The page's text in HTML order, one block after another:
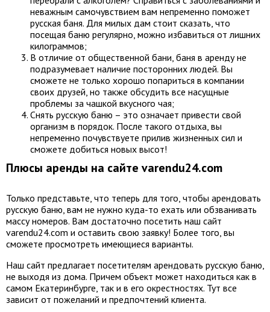
неважным самочувствием вам непременно поможет
русская баня. Для милых дам стоит сказать, что
посещая баню регулярно, можно избавиться от лишних
килограммов;
В отличие от общественной бани, баня в аренду не
подразумевает наличие посторонних людей. Вы
сможете не только хорошо попариться в компании
своих друзей, но также обсудить все насущные
проблемы за чашкой вкусного чая;
Снять русскую баню – это означает привести свой
организм в порядок. После такого отдыха, вы
непременно почувствуете прилив жизненных сил и
сможете добиться новых высот!
Плюсы аренды на сайте varendu24.com
Только представьте, что теперь для того, чтобы арендовать
русскую баню, вам не нужно куда-то ехать или обзванивать
массу номеров. Вам достаточно посетить наш сайт
varendu24.com и оставить свою заявку! Более того, вы
сможете просмотреть имеющиеся варианты.
Наш сайт предлагает посетителям арендовать русскую баню,
не выходя из дома. Причем объект может находиться как в
самом Екатеринбурге, так и в его окрестностях. Тут все
зависит от пожеланий и предпочтений клиента.